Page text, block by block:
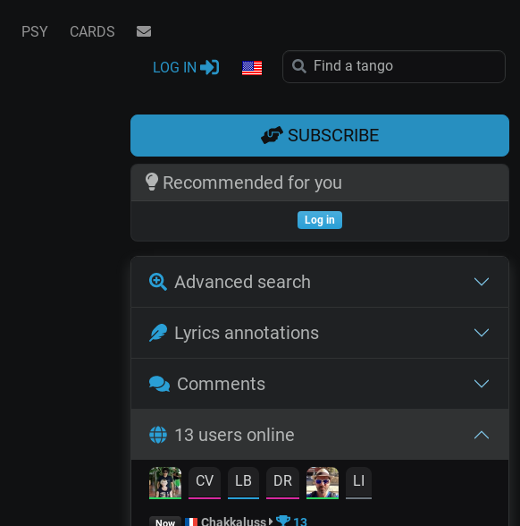
PSY CARDS
LOG IN
SUBSCRIBE
Recommended for you
Log in
Advanced search
Lyrics annotations
Comments
13 users online
CV LB DR LI
Now Chakkaluss 13